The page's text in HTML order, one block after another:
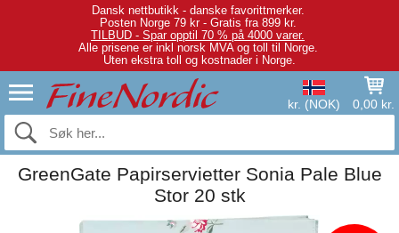
Dansk nettbutikk - danske favorittmerker.
Posten Norge 79 kr - Gratis fra 899 kr.
TILBUD - Spar opptil 70 % på 4000 varer.
Alle prisene er inkl norsk MVA og toll til Norge.
Uten ekstra toll og kostnader i Norge.
kr. (NOK) 0,00 kr.
GreenGate Papirservietter Sonia Pale Blue
Stor 20 stk